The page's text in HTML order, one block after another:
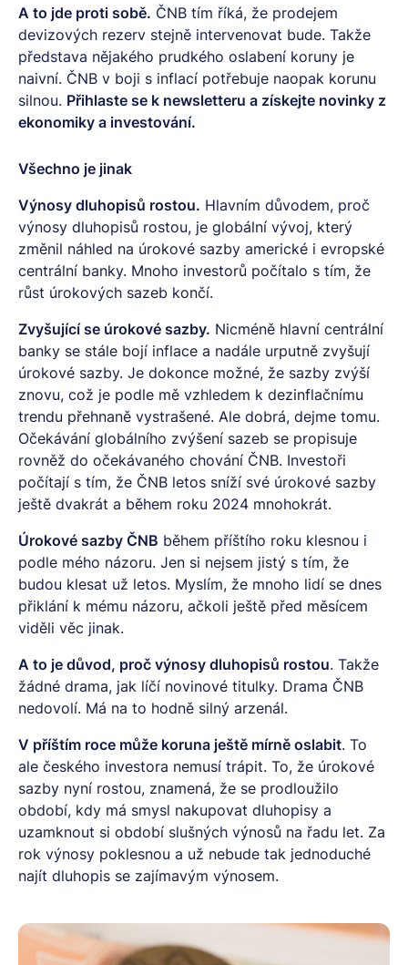
A to jde proti sobě. ČNB tím říká, že prodejem
devizových rezerv stejně intervenovat bude. Takže
představa nějakého prudkého oslabení koruny je
naivní. ČNB v boji s inflací potřebuje naopak korunu
silnou. Přihlaste se k newsletteru a získejte novinky z
ekonomiky a investování.
Všechno je jinak
Výnosy dluhopisů rostou. Hlavním důvodem, proč
výnosy dluhopisů rostou, je globální vývoj, který
změnil náhled na úrokové sazby americké i evropské
centrální banky. Mnoho investorů počítalo s tím, že
růst úrokových sazeb končí.
Zvyšující se úrokové sazby. Nicméně hlavní centrální
banky se stále bojí inflace a nadále urputně zvyšují
úrokové sazby. Je dokonce možné, že sazby zvýší
znovu, což je podle mě vzhledem k dezinflačnímu
trendu přehnaně vystrašené. Ale dobrá, dejme tomu.
Očekávání globálního zvýšení sazeb se propisuje
rovněž do očekávaného chování ČNB. Investoři
počítají s tím, že ČNB letos sníží své úrokové sazby
ještě dvakrát a během roku 2024 mnohokrát.
Úrokové sazby ČNB během příštího roku klesnou i
podle mého názoru. Jen si nejsem jistý s tím, že
budou klesat už letos. Myslím, že mnoho lidí se dnes
přiklání k mému názoru, ačkoli ještě před měsícem
viděli věc jinak.
A to je důvod, proč výnosy dluhopisů rostou. Takže
žádné drama, jak líčí novinové titulky. Drama ČNB
nedovolí. Má na to hodně silný arzenál.
V příštím roce může koruna ještě mírně oslabit. To
ale českého investora nemusí trápit. To, že úrokové
sazby nyní rostou, znamená, že se prodloužilo
období, kdy má smysl nakupovat dluhopisy a
uzamknout si období slušných výnosů na řadu let. Za
rok výnosy poklesnou a už nebude tak jednoduché
najít dluhopis se zajímavým výnosem.